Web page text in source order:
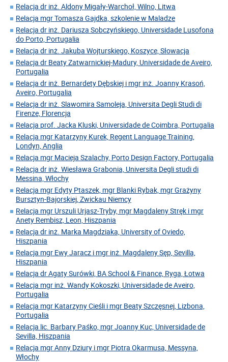
Relacja dr inż. Aldony Migały-Warchoł, Wilno, Litwa
Relacja mgr Tomasza Gajdka, szkolenie w Maladze
Relacja dr inż. Dariusza Sobczyńskiego, Universidade Lusofona
do Porto, Portugalia
Relacja dr inż. Jakuba Wojturskiego, Koszyce, Słowacja
Relacja dr Beaty Zatwarnickiej-Madury, Universidade de Aveiro,
Portugalia
Relacja dr inż. Bernardety Dębskiej i mgr inż. Joanny Krasoń,
Aveiro, Portugalia
Relacja dr inż. Slawomira Samoleja, Universita Degli Studi di
Firenze, Florencja
Relacja prof. Jacka Kluski, Universidade de Coimbra, Portugalia
Relacja mgr Katarzyny Kurek, Regent Language Training,
Londyn, Anglia
Relacja mgr Macieja Szalachy, Porto Design Factory, Portugalia
Relacja dr inż. Wiesława Grabonia, Universita Degli studi di
Messina, Włochy
Relacja mgr Edyty Ptaszek, mgr Blanki Rybak, mgr Grażyny
Bursztyn-Bajorskiej, Zwickau Niemcy
Relacja mgr Urszuli Urjasz-Tryby, mgr Magdaleny Stręk i mgr
Anety Rembisz, Leon, Hiszpania
Relacja dr inż. Marka Magdziaka, University of Oviedo,
Hiszpania
Relacja mgr Ewy Jaracz i mgr inż. Magdaleny Sęp, Sevilla,
Hiszpania
Relacja dr Agaty Surówki, BA School & Finance, Ryga, Łotwa
Relacja mgr inż. Wandy Kokoszki, Universidade de Aveiro,
Portugalia
Relacja mgr Katarzyny Cieśli i mgr Beaty Szczęsnej, Lizbona,
Portugalia
Relacja lic. Barbary Paśko, mgr Joanny Kuc, Universidade de
Sevilla, Hiszpania
Relacja mgr Anny Dziury i mgr Piotra Okarmusa, Messyna,
Włochy